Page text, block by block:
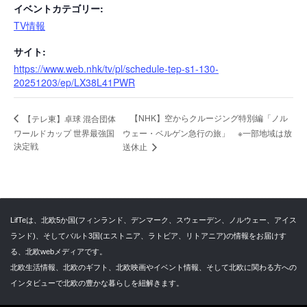
イベントカテゴリー:
TV情報
サイト:
https://www.web.nhk/tv/pl/schedule-tep-s1-130-
20251203/ep/LX38L41PWR
【テレ東】卓球 混合団体
ワールドカップ 世界最強国
決定戦
【NHK】空からクルージング特別編「ノル
ウェー・ベルゲン急行の旅」 ※一部地域は放
送休止
LifTeは、北欧5か国(フィンランド、デンマーク、スウェーデン、ノルウェー、アイス
ランド)、そしてバルト3国(エストニア、ラトビア、リトアニア)の情報をお届けす
る、北欧webメディアです。
北欧生活情報、北欧のギフト、北欧映画やイベント情報、そして北欧に関わる方への
インタビューで北欧の豊かな暮らしを紐解きます。